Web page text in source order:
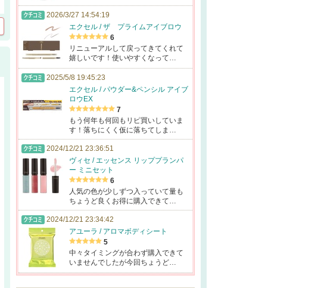
2026/3/27 14:54:19
エクセル / ザ プライムアイブロウ
6
リニューアルして戻ってきてくれて
嬉しいです！使いやすくなって…
2025/5/8 19:45:23
エクセル / パウダー&ペンシル アイブ
ロウEX
7
もう何年も何回もリピ買いしていま
す！落ちにくく仮に落ちてしま…
2024/12/21 23:36:51
ヴィセ / エッセンス リッププランパ
ー ミニセット
6
人気の色が少しずつ入っていて量も
ちょうど良くお得に購入できて…
2024/12/21 23:34:42
アユーラ / アロマボディシート
5
中々タイミングが合わず購入できて
いませんでしたが今回ちょうど…